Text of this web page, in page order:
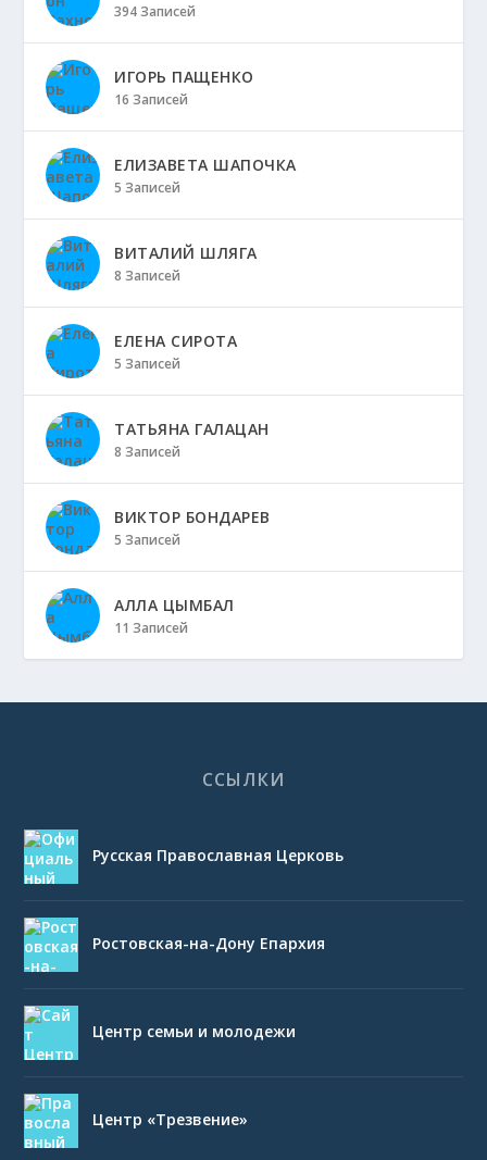
394 Записей
ИГОРЬ ПАЩЕНКО
16 Записей
ЕЛИЗАВЕТА ШАПОЧКА
5 Записей
ВИТАЛИЙ ШЛЯГА
8 Записей
ЕЛЕНА СИРОТА
5 Записей
ТАТЬЯНА ГАЛАЦАН
8 Записей
ВИКТОР БОНДАРЕВ
5 Записей
АЛЛА ЦЫМБАЛ
11 Записей
ССЫЛКИ
Русская Православная Церковь
Ростовская-на-Дону Епархия
Центр семьи и молодежи
Центр «Трезвение»